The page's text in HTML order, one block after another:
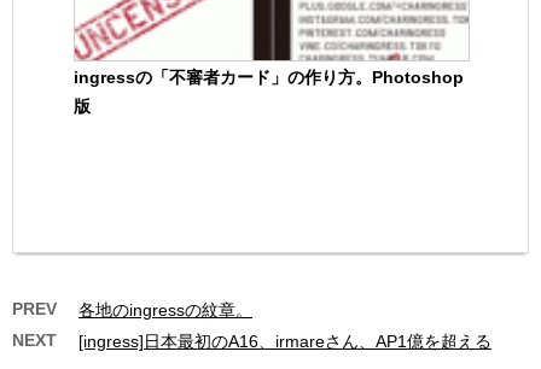
ingressの「不審者カード」の作り方。Photoshop
版
PREV
各地のingressの紋章。
NEXT
[ingress]日本最初のA16、irmareさん、AP1億を超える